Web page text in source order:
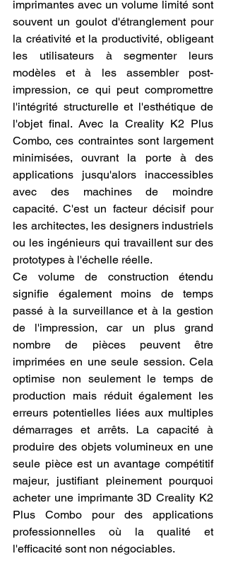
imprimantes avec un volume limité sont
souvent un goulot d'étranglement pour
la créativité et la productivité, obligeant
les utilisateurs à segmenter leurs
modèles et à les assembler post-
impression, ce qui peut compromettre
l'intégrité structurelle et l'esthétique de
l'objet final. Avec la Creality K2 Plus
Combo, ces contraintes sont largement
minimisées, ouvrant la porte à des
applications jusqu'alors inaccessibles
avec des machines de moindre
capacité. C'est un facteur décisif pour
les architectes, les designers industriels
ou les ingénieurs qui travaillent sur des
prototypes à l'échelle réelle.
Ce volume de construction étendu
signifie également moins de temps
passé à la surveillance et à la gestion
de l'impression, car un plus grand
nombre de pièces peuvent être
imprimées en une seule session. Cela
optimise non seulement le temps de
production mais réduit également les
erreurs potentielles liées aux multiples
démarrages et arrêts. La capacité à
produire des objets volumineux en une
seule pièce est un avantage compétitif
majeur, justifiant pleinement pourquoi
acheter une imprimante 3D Creality K2
Plus Combo pour des applications
professionnelles où la qualité et
l'efficacité sont non négociables.